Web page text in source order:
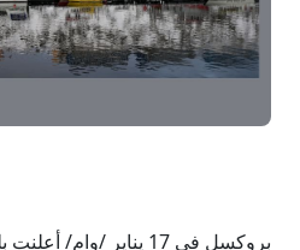
بروكسل في 17 يناير /